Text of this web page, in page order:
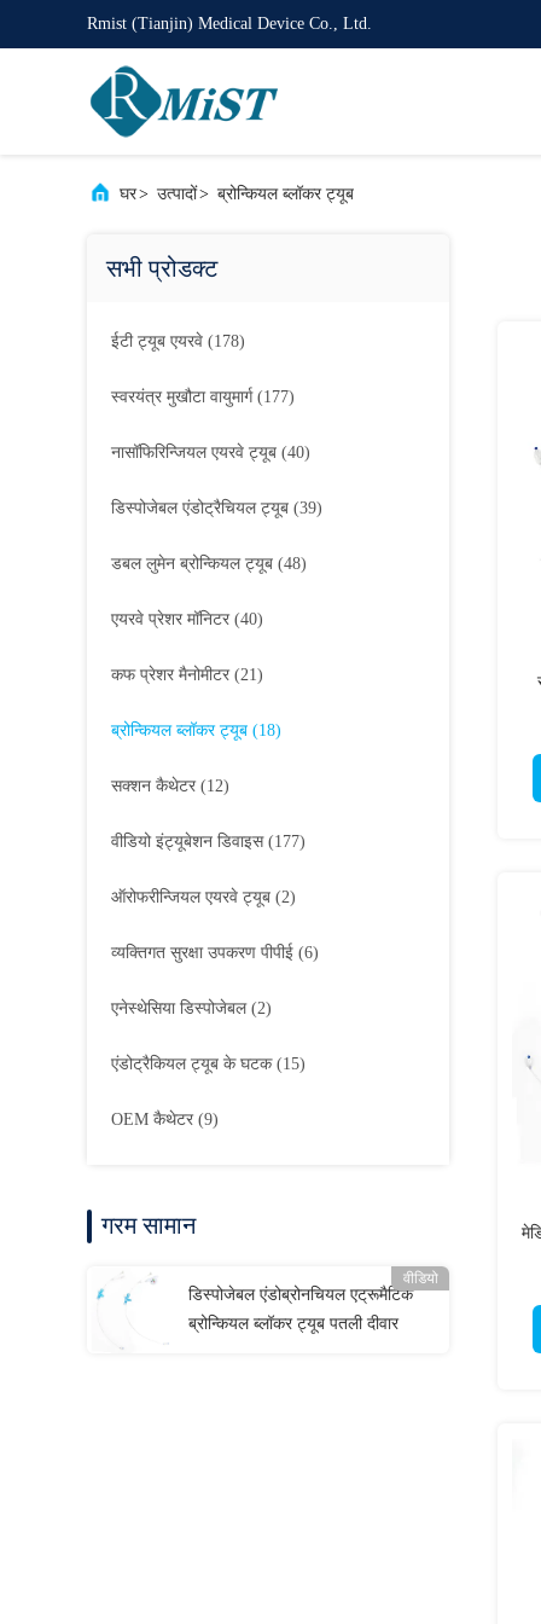
Rmist (Tianjin) Medical Device Co., Ltd.
घर> उत्पादों> ब्रोन्कियल ब्लॉकर ट्यूब
सभी प्रोडक्ट
ईटी ट्यूब एयरवे (178)
स्वरयंत्र मुखौटा वायुमार्ग (177)
नासॉफिरिन्जियल एयरवे ट्यूब (40)
डिस्पोजेबल एंडोट्रैचियल ट्यूब (39)
डबल लुमेन ब्रोन्कियल ट्यूब (48)
एयरवे प्रेशर मॉनिटर (40)
कफ प्रेशर मैनोमीटर (21)
ब्रोन्कियल ब्लॉकर ट्यूब (18)
सक्शन कैथेटर (12)
वीडियो इंट्यूबेशन डिवाइस (177)
ऑरोफरीन्जियल एयरवे ट्यूब (2)
व्यक्तिगत सुरक्षा उपकरण पीपीई (6)
एनेस्थेसिया डिस्पोजेबल (2)
एंडोट्रैकियल ट्यूब के घटक (15)
OEM कैथेटर (9)
गरम सामान
वीडियो
डिस्पोजेबल एंडोब्रोनचियल एट्रूमैटिक
ब्रोन्कियल ब्लॉकर ट्यूब पतली दीवार